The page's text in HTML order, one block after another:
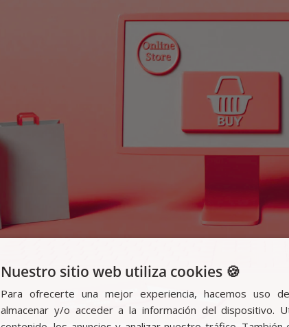
Nuestro sitio web utiliza cookies 🍪
Para ofrecerte una mejor experiencia, hacemos uso
almacenar y/o acceder a la información del dispositivo.